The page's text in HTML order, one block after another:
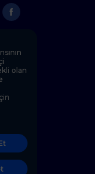
gibi
yaparak
üretir.
olan